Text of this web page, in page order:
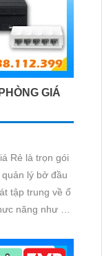
GIÁ
Rẻ là trọn gói
lý bở đầu
tập trung về ổ
năng như AI